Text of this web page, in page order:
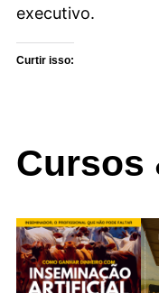
executivo.
Curtir isso:
Cursos